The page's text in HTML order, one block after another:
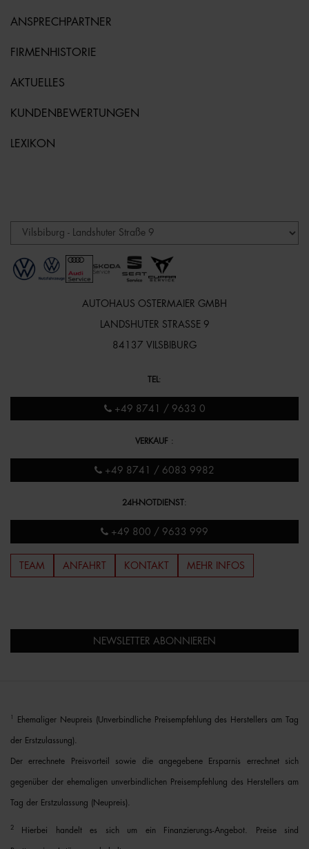
ANSPRECHPARTNER
FIRMENHISTORIE
AKTUELLES
KUNDENBEWERTUNGEN
LEXIKON
AUTOHAUS OSTERMAIER GMBH
LANDSHUTER STRASSE 9
84137 VILSBIBURG
TEL :
+49 8741 / 9633 0
VERKAUF :
+49 8741 / 6083 9982
24H-NOTDIENST:
+49 800 / 9633 999
TEAM ANFAHRT KONTAKT MEHR INFOS
NEWSLETTER ABONNIEREN
Ehemaliger Neupreis (Unverbindliche Preisempfehlung des Herstellers am Tag
der Erstzulassung).
Der errechnete Preisvorteil sowie die angegebene Ersparnis errechnet sich
gegenüber der ehemaligen unverbindlichen Preisempfehlung des Herstellers am
Tag der Erstzulassung (Neupreis).
2 Hierbei handelt es sich um ein Finanzierungs-Angebot. Preise sind